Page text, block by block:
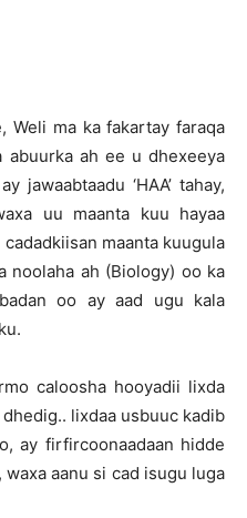
Weli ma ka fakartay faraqa
abuurka ah ee u dhexeeya
jawaabtaadu ‘HAA’ tahay,
uu maanta kuu hayaa
maanta kuugula
noolaha ah (Biology) oo ka
oo ay aad ugu kala
caloosha hooyadii lixda
lixdaa usbuuc kadib
ay firfircoonaadaan hidde
waxa aanu si cad isugu luga